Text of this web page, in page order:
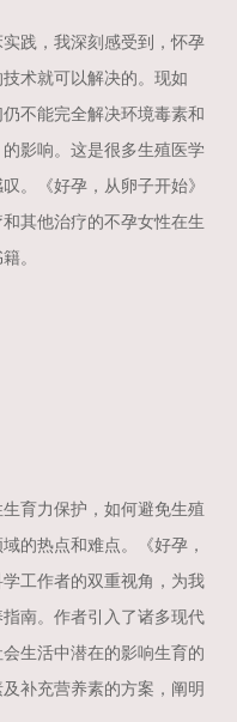
践，我深刻感受到，怀孕
术就可以解决的。现如
不能完全解决环境毒素和
影响。这是很多生殖医学
。《好孕，从卵子开始》
其他治疗的不孕女性在生
。
育力保护，如何避免生殖
的热点和难点。《好孕，
工作者的双重视角，为我
南。作者引入了诸多现代
生活中潜在的影响生育的
补充营养素的方案，阐明